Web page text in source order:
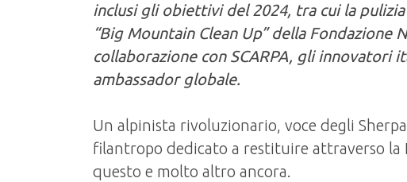
inclusi gli obiettivi del 2024, tra cui la
“Big Mountain Clean Up” della Fondazione
collaborazione con SCARPA, gli innovatori
ambassador globale.
Un alpinista rivoluzionario, voce degli
filantropo dedicato a restituire attraverso la
questo e molto altro ancora.